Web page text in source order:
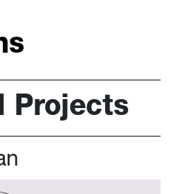
Projects